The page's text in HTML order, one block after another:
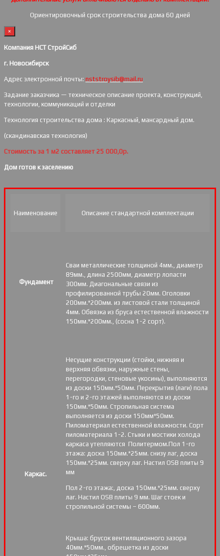
Ориентировочный срок строительства дома 60 дней
×
Компания НСТ СтройСиб
г. Новосибирск
Адрес электронной почты: nststroysib@mail.ru
Задание заказчика — техническое описание проекта, конструкций,
технологии, коммуникаций и отделки
Технология строительства дома : Каркасный, мансардный дом.
(скандинавская технология)
Стоимость за 1 м2 составляет 25 000,0р.
Дом готов к заселению
Наименование Описание стандартной комплектации
Фундамент
Сваи металлические толщиной 4мм., диаметр
89мм., длина 2500мм, диаметр лопасти
300мм. Диагональные связи из
профилированной трубы 20мм. Оголовки
200мм.*200мм. из листовой стали толщиной
4мм. Обвязка из бруса естественной влажности
150мм.*200мм., (сосна 1-2 сорт).
Каркас.
Несущие конструкции (стойки, нижняя и
верхняя обвязки, наружные стены,
перегородки, стеновые укосины), выполняются
из доски 150мм.*50мм. Перекрытия (лаги) пола
1-го и 2-го этажей выполняются из доски
150мм.*50мм. Стропильная система
выполняется из доски 150мм*50мм.
Пиломатериал естественной влажности. Сорт
пиломатериала 1-2. Стыки и мостики холода
каркаса утепляются Политермом.Пол 1-го
этажа: доска 150мм.*25мм. снизу лаг, доска
150мм.*25мм. сверху лаг. Настил OSB плиты 9
мм
Пол 2-го этажа:, доска 150мм.*25мм. сверху
лаг. Настил OSB плиты 9 мм. Шаг стоек и
стропильной системы – 600мм.
Крыша: брусок вентиляционного зазора
40мм.*50мм., обрешетка из доски